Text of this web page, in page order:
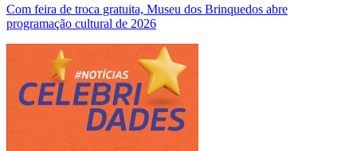
Com feira de troca gratuita, Museu dos Brinquedos abre
programação cultural de 2026